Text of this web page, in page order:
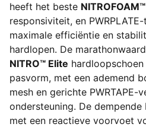
heeft het beste
responsiviteit, en
maximale efficiëntie en
hardlopen. De
NITRO™ Elite
pasvorm, met een ademend
mesh en gerichte
ondersteuning. De dempende
met een reactieve voorvoet